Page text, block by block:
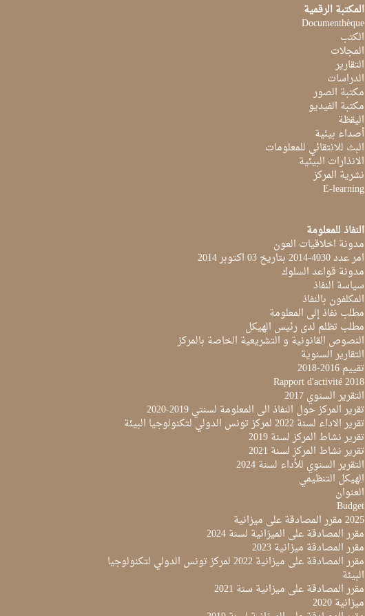
المكتبة الرقمية
Documenthèque
الكتب
المجلات
التقارير
الدراسات
مكتبة الصور
مكتبة الفيديو
اليقظة
أصداء بيئية
البث للانتقائي للمعلومات
الانذارات البيئية
نشرية المركز
E-learning
النفاذ للمعلومة
مدونة اخلاقيات العون
امر عدد 4030-2014 بتاريخ 03 اكتوبر 2014
مدونة قواعد السلوك
سياسة النفاذ
المكلفون بالنفاذ
مطلب نفاذ إلى المعلومة
مطلب تظلم لدى رئيس الهيكل
النصوص القانونية و التشريعية الخاصة بالمركز
التقارير السنوية
تقييم 2016-2018
Rapport d'activité 2018
التقرير السنوي 2017
تقرير المركز حول النفاذ الى المعلومة لسنتي 2019-2020
تقرير الاداء لسنة 2022 لمركز تونس الدولي لتكنولوجيا البيئة
تقرير نشاط المركز لسنة 2019
تقرير نشاط المركز لسنة 2021
التقرير السنوي للأداء لسنة 2024
الهيكل التنظيمي
العنوان
Budget
2025 مقرر المصادقة على ميزانية
مقرر المصادقة على الميزانية لسنة 2024
مقرر المصادقة ميزانية 2023
مقرر المصادقة على ميزانية 2022 لمركز تونس الدولي لتكنولوجيا
البيئة
مقرر المصادقة على ميزانية سنة 2021
ميزانية 2020